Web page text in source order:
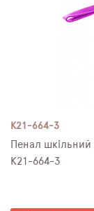
K21-664-3
Пенал
K21-664-3